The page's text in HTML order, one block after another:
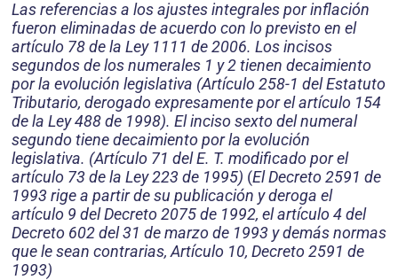
Las referencias a los ajustes integrales por inflación
fueron eliminadas de acuerdo con lo previsto en el
artículo 78 de la Ley 1111 de 2006. Los incisos
segundos de los numerales 1 y 2 tienen decaimiento
por la evolución legislativa (Artículo 258-1 del Estatuto
Tributario, derogado expresamente por el artículo 154
de la Ley 488 de 1998). El inciso sexto del numeral
segundo tiene decaimiento por la evolución
legislativa. (Artículo 71 del E. T. modificado por el
artículo 73 de la Ley 223 de 1995) (El Decreto 2591 de
1993 rige a partir de su publicación y deroga el
artículo 9 del Decreto 2075 de 1992, el artículo 4 del
Decreto 602 del 31 de marzo de 1993 y demás normas
que le sean contrarias, Artículo 10, Decreto 2591 de
1993)